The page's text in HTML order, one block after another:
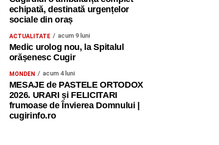
echipată, destinată urgențelor
sociale din oraș
ACTUALITATE acum 9 luni
Medic urolog nou, la Spitalul
orășenesc Cugir
MONDEN acum 4 luni
MESAJE de PASTELE ORTODOX
2026. URARI și FELICITARI
frumoase de Învierea Domnului |
cugirinfo.ro